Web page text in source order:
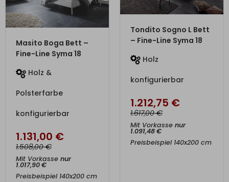
ZUM PRODUKT
Masito Boga Bett –
Fine-Line Syma 18
Holz &
Polsterfarbe
konfigurierbar
1.131,00 €
1.508,00€
Mit Vorkasse nur
1.017,90€
Preisbeispiel 140x200 cm
ZUM PRODUKT
Tondito Sogno L Bett
– Fine-Line Syma 18
Holz
konfigurierbar
1.212,75 €
1.617,00€
Mit Vorkasse nur
1.091,48€
Preisbeispiel 140x200 cm